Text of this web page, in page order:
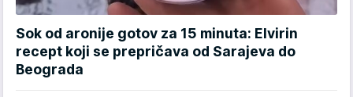
Sok od aronije gotov za 15 minuta: Elvirin
recept koji se prepričava od Sarajeva do
Beograda